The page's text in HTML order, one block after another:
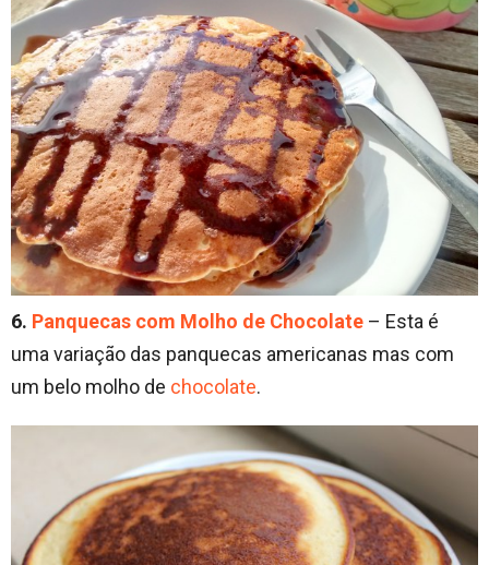
6. Panquecas com Molho de Chocolate – Esta é
uma variação das panquecas americanas mas com
um belo molho de chocolate.